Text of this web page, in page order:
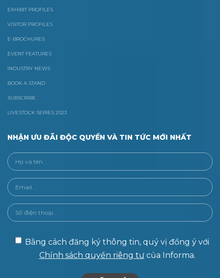
EXHIBIT PROFILES
VISITOR PROFILES
E-BROCHURES
EVENT FEATURES
INDUSTRY NEWS
BOOK A STAND
SUBSCRIBE
LIVESTOCK SERIES 2023
NHẬN ƯU ĐÃI ĐỘC QUYỀN VÀ TIN TỨC MỚI NHẤT
Bằng cách đăng ký thông tin, quý vị đồng ý với
Chính sách quyền riêng tưcủa Informa.